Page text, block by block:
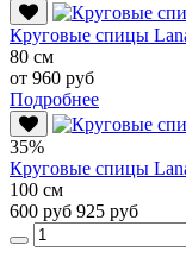
Круговые спицы
80 см
от 960 руб
Подробнее
35%
Круговые спицы
100 см
600 руб 925 руб